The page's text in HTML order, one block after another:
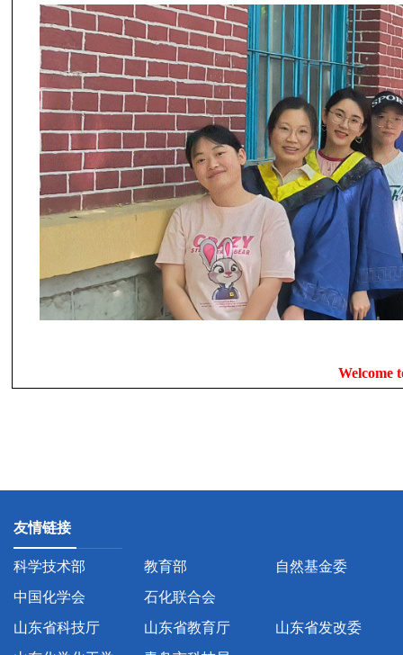
Welcome
友情链接
科学技术部 教育部
自然基金委
中国化学会
石化联合会
山东省科技厅
山东省教育厅
山东省发改委